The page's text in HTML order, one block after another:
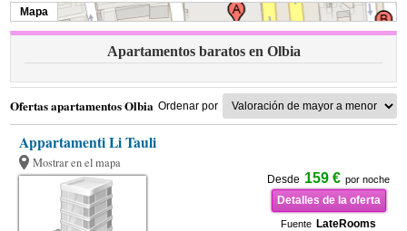
Mapa
Apartamentos baratos en Olbia
Ofertas apartamentos Olbia Ordenar por
Appartamenti Li Tauli
Mostrar en el mapa
Desde 159 € por noche
Detalles de la oferta
Fuente LateRooms